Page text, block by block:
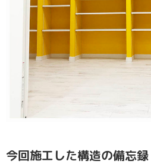
今回施工した構造の備忘録